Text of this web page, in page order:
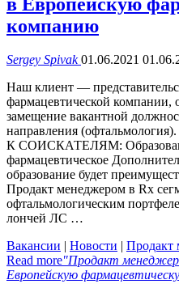
компанию
Sergey Spivak 01.06.2021
Наш клиент —
фармацевтической компании,
замещение вакантной
направления
К СОИСКАТЕЛЯМ:
фармацевтическое
образование будет
Продакт менеджером в Rx
офтальмологическим
лончей ЛС …
Вакансии | Новости | Продакт
Read more"Продакт менеджер
Европейскую